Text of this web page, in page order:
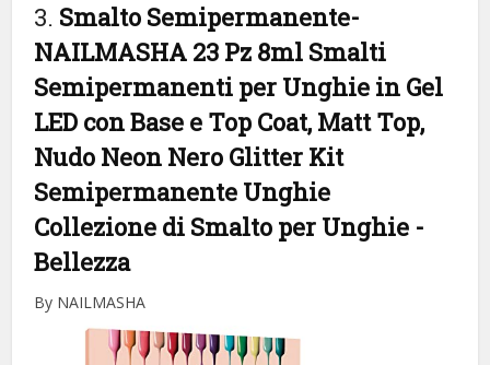
3. Smalto Semipermanente-
NAILMASHA 23 Pz 8ml Smalti
Semipermanenti per Unghie in Gel
LED con Base e Top Coat, Matt Top,
Nudo Neon Nero Glitter Kit
Semipermanente Unghie
Collezione di Smalto per Unghie -
Bellezza
By NAILMASHA